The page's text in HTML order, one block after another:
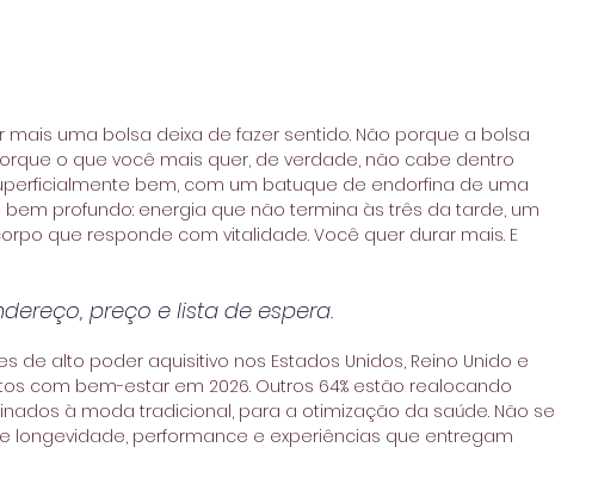
uma bolsa deixa de fazer sentido. Não porque a bolsa
o que você mais quer, de verdade, não cabe dentro
bem, com um batuque de endorfina de uma
profundo: energia que não termina às três da tarde, um
que responde com vitalidade. Você quer durar mais. E
preço e lista de espera.
de alto poder aquisitivo nos Estados Unidos, Reino Unido e
com bem-estar em 2026. Outros 64% estão realocando
à moda tradicional, para a otimização da saúde. Não se
longevidade, performance e experiências que entregam